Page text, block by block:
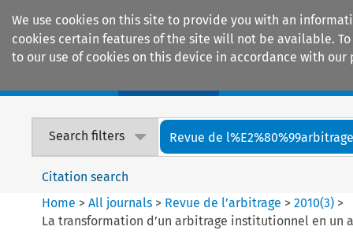
We use cookies on this site to provide you with an
cookies certain features of the site will not be available.
to our use of cookies on this device in accordance with our
Search filters Revue de
Citation search
Home >All journals > Revue de l’arbitrage >2010(3) >
La transformation d’un arbitrage institutionnel en un